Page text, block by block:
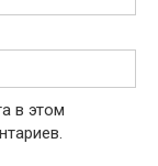
в этом